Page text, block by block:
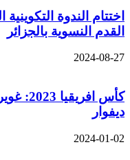
اختتام الندوة
القدم النسوية بالجزائر
2024-08-27
كأس
ديفوار
2024-01-02